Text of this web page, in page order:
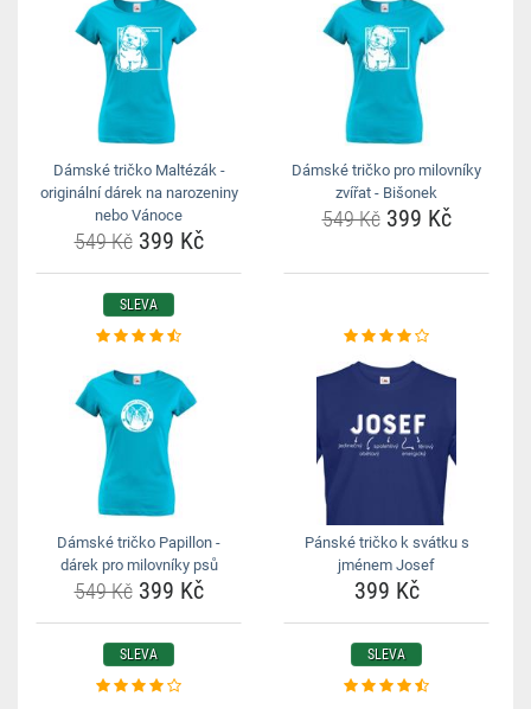
Dámské tričko Maltézák -
originální dárek na narozeniny
nebo Vánoce
549 Kč399 Kč
Dámské tričko pro milovníky
zvířat - Bišonek
549 Kč399 Kč
SLEVA
Dámské tričko Papillon -
dárek pro milovníky psů
549 Kč399 Kč
Pánské tričko k svátku s
jménem Josef
399 Kč
SLEVA SLEVA